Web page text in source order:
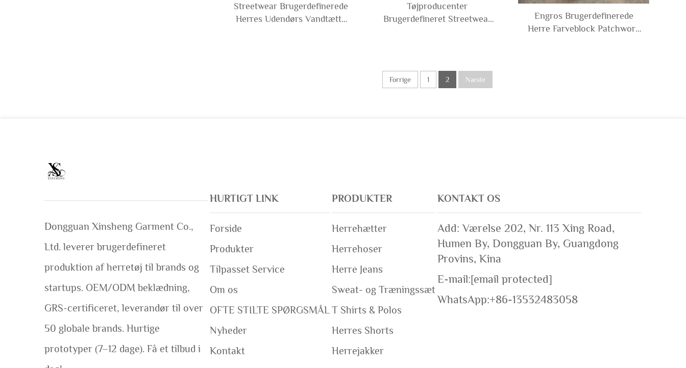
Streetwear Brugerdefinerede
Herres Udendørs Vandtætte
Tøjproducenter
Brugerdefineret Streetwear
Tracksuit
Engros Brugerdefinerede
Herre Farveblock Patchwork
Forrige 1 2 Næste
Dongguan Xinsheng Garment Co.,
Ltd. leverer brugerdefineret
produktion af herretøj til brands og
startups. OEM/ODM beklædning,
GRS-certificeret, leverandør til over
50 globale brands. Hurtige
prototyper (7–12 dage). Få et tilbud i
HURTIGT LINK
Forside
Produkter
Tilpasset Service
Om os
OFTE STILTE SPØRGSMÅL
Nyheder
Kontakt
PRODUKTER
Herrehætter
Herrehoser
Herre Jeans
Sweat- og Træningssæt
T Shirts & Polos
Herres Shorts
Herrejakker
KONTAKT OS
Add: Værelse 202, Nr. 113 Xing Road,
Humen By, Dongguan By, Guangdong
Provins, Kina
E-mail:[email protected]
WhatsApp:+86-13532483058